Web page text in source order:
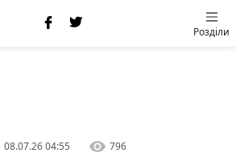
Розділи
08.07.26 04:55 796